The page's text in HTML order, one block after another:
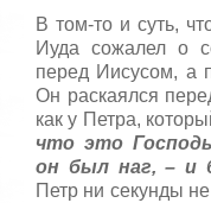
ц
е
н
и
т
е
В том-то и суть,
Иуда сожалел о
перед Иисусом, а
Он раскаялся
как у Петра,
что это
он был наг, – и
Петр ни секунды